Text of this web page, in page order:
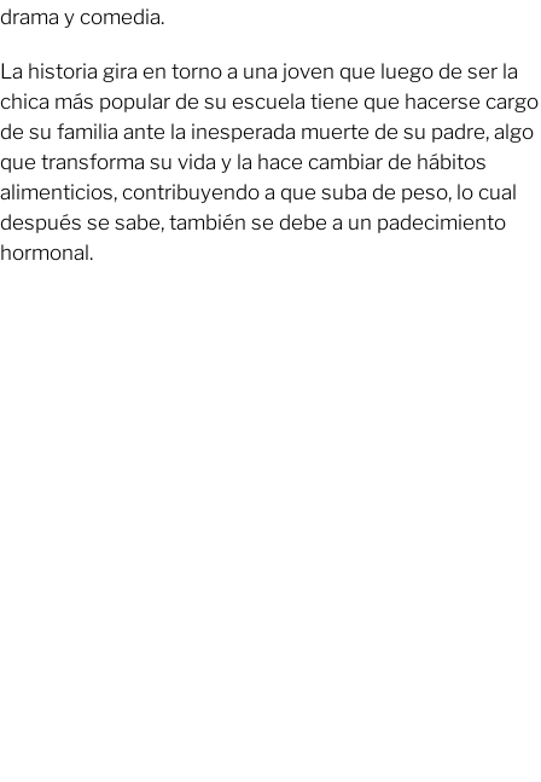
drama y comedia.
La historia gira en torno a una joven que luego de ser la
chica más popular de su escuela tiene que hacerse cargo
de su familia ante la inesperada muerte de su padre, algo
que transforma su vida y la hace cambiar de hábitos
alimenticios, contribuyendo a que suba de peso, lo cual
después se sabe, también se debe a un padecimiento
hormonal.